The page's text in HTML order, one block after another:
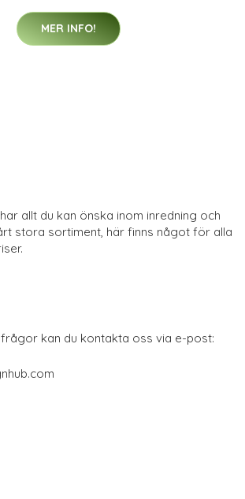
MER INFO!
allt du kan önska inom inredning och
stora sortiment, här finns något för alla
kan du kontakta oss via e-post: